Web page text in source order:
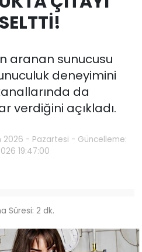
aranan sunucusu
deneyimini
da
verdiğini açıkladı.
2026 - Pazartesi - Güncelleme:
19:47:00
Süresi: 2 dk.